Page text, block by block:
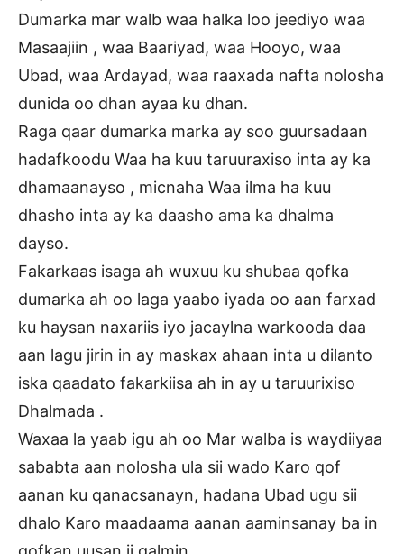
Dumarka mar walb waa halka loo jeediyo waa
Masaajiin , waa Baariyad, waa Hooyo, waa
Ubad, waa Ardayad, waa raaxada nafta nolosha
dunida oo dhan ayaa ku dhan.
Raga qaar dumarka marka ay soo guursadaan
hadafkoodu Waa ha kuu taruuraxiso inta ay ka
dhamaanayso , micnaha Waa ilma ha kuu
dhasho inta ay ka daasho ama ka dhalma
dayso.
Fakarkaas isaga ah wuxuu ku shubaa qofka
dumarka ah oo laga yaabo iyada oo aan farxad
ku haysan naxariis iyo jacaylna warkooda daa
aan lagu jirin in ay maskax ahaan inta u dilanto
iska qaadato fakarkiisa ah in ay u taruurixiso
Dhalmada .
Waxaa la yaab igu ah oo Mar walba is waydiiyaa
sababta aan nolosha ula sii wado Karo qof
aanan ku qanacsanayn, hadana Ubad ugu sii
dhalo Karo maadaama aanan aaminsanay ba in